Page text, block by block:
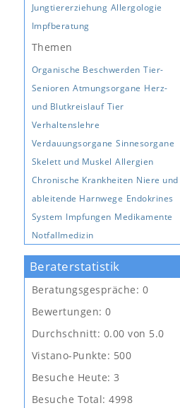
Jungtiererziehung Allergologie
Impfberatung
Themen
Organische Beschwerden Tier-
Senioren Atmungsorgane Herz-
und Blutkreislauf Tier
Verhaltenslehre
Verdauungsorgane Sinnesorgane
Skelett und Muskel Allergien
Chronische Krankheiten Niere und
ableitende Harnwege Endokrines
System Impfungen Medikamente
Notfallmedizin
Beraterstatistik
Beratungsgespräche: 0
Bewertungen:0
Durchschnitt: 0.00 von 5.0
Vistano-Punkte: 500
Besuche Heute:3
Besuche Total:4998